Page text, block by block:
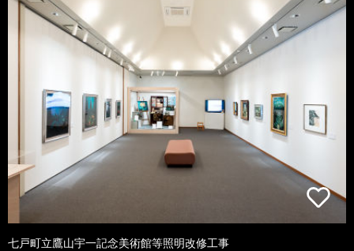
七戸町立鷹山宇一記念美術館等照明改修工事